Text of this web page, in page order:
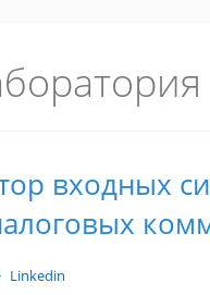
входных
Linkedin